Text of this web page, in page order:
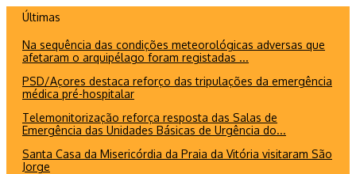
conteúdo
Últimas
Na sequência das condições meteorológicas adversas que
afetaram o arquipélago foram registadas ...
PSD/Açores destaca reforço das tripulações da emergência
médica pré-hospitalar
Telemonitorização reforça resposta das Salas de
Emergência das Unidades Básicas de Urgência do...
Santa Casa da Misericórdia da Praia da Vitória visitaram São
Jorge